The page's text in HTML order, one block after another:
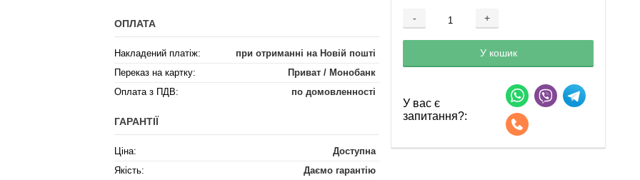
- +
Добавляется...
У кошик
Добавлен
У вас є
запитання?:
ОПЛАТА
Накладений платіж:
при отриманні на Новій пошті
Переказ на картку:
Приват / Монобанк
Оплата з ПДВ:
по домовленності
ГАРАНТІЇ
Ціна:
Доступна
Якість:
Даємо гарантію